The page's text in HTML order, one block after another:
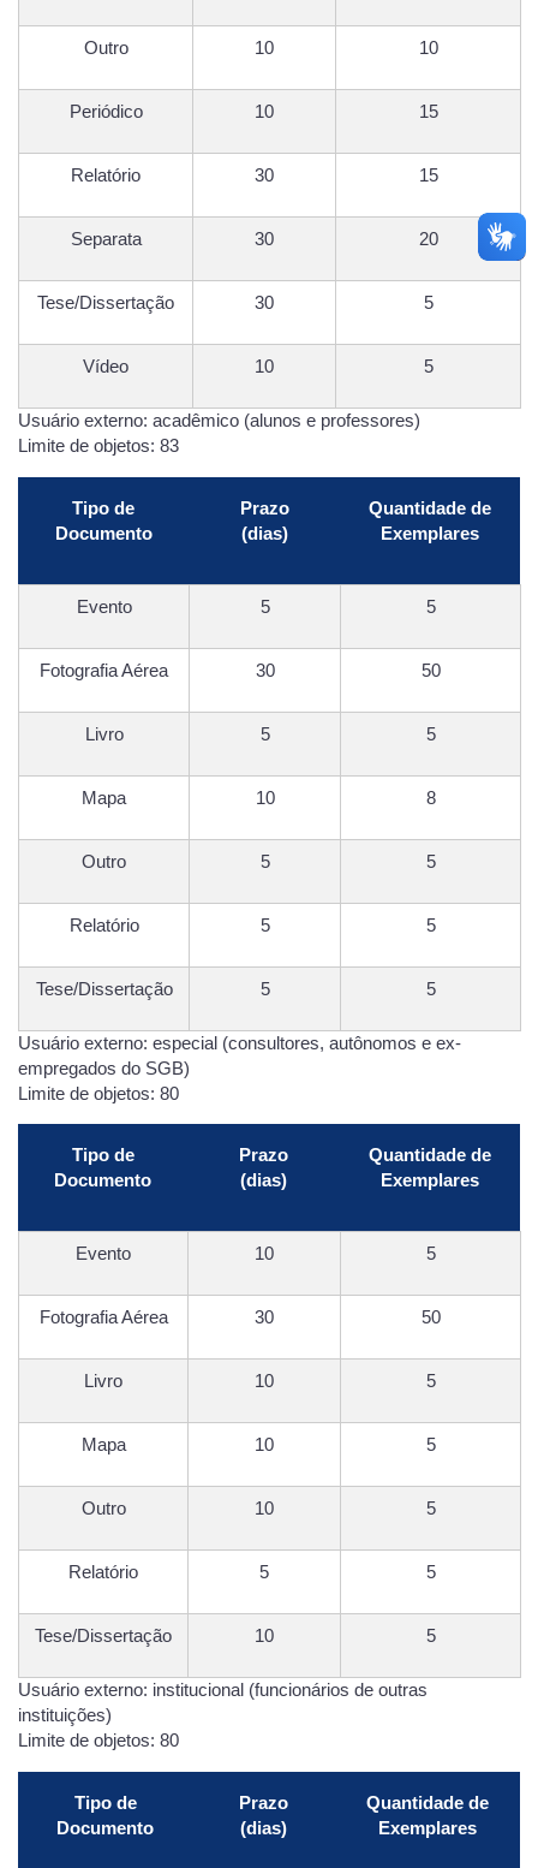
Outro 10 10
Periódico 10 15
Relatório 30 15
Separata 30 20
Tese/Dissertação 30 5
Vídeo 10 5
Usuário externo: acadêmico (alunos e professores)
Limite de objetos: 83
Tipo de
Documento
Prazo
(dias)
Quantidade de
Exemplares
Evento 5 5
Fotografia Aérea 30 50
Livro 5 5
Mapa 10 8
Outro 5 5
Relatório 5 5
Tese/Dissertação 5 5
Usuário externo: especial (consultores, autônomos e ex-
empregados do SGB)
Limite de objetos: 80
Tipo de
Documento
Prazo
(dias)
Quantidade de
Exemplares
Evento 10 5
Fotografia Aérea 30 50
Livro 10 5
Mapa 10 5
Outro 10 5
Relatório 5 5
Tese/Dissertação 10 5
Usuário externo: institucional (funcionários de outras
instituições)
Limite de objetos: 80
Tipo de
Documento
Prazo
(dias)
Quantidade de
Exemplares